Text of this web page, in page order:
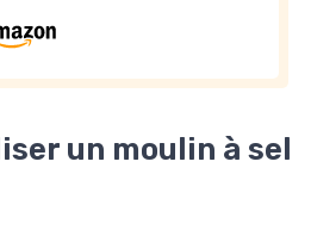
un moulin à sel